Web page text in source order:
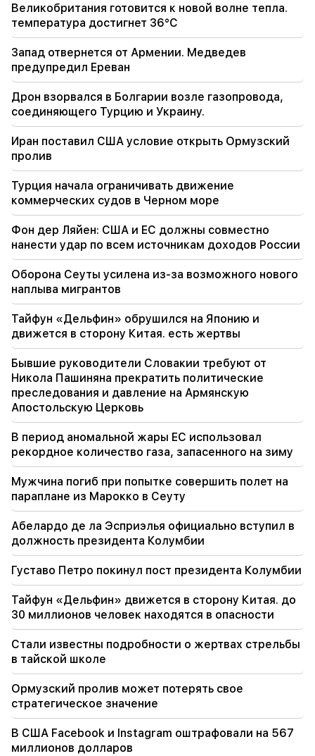
19:06
Разыскивается в рамках возбужденного
уголовного дела
18:44
Рубио: США выделили 201 миллион долларов
на развитие ТРИПП и Среднего коридора
18:34
Я готов работать над развитием
Я должен доказать, что я достоин на поле.
Мхитарян о своем будущем в «Интере».
17:42
Пашинян: ТРИПП изменит положение
Армении на глобальной инвестиционной
17:34
тепла. температура достигнет 36°C
17:00 Важный
Запад отвернется от Армении. Медведев
предупредил Ереван
16:22
Дрон взорвался в Болгарии возле
газопровода, соединяющего Турцию и
Украину.
Великобритания готовится к новой волне тепла.
температура достигнет 36°C
Запад отвернется от Армении. Медведев
предупредил Ереван
Дрон взорвался в Болгарии возле газопровода,
соединяющего Турцию и Украину.
Иран поставил США условие открыть Ормузский
пролив
Турция начала ограничивать движение
коммерческих судов в Черном море
Фон дер Ляйен: США и ЕС должны совместно
нанести удар по всем источникам доходов России
Оборона Сеуты усилена из-за возможного нового
наплыва мигрантов
Тайфун «Дельфин» обрушился на Японию и
движется в сторону Китая. есть жертвы
Бывшие руководители Словакии требуют от
Никола Пашиняна прекратить политические
преследования и давление на Армянскую
Апостольскую Церковь
В период аномальной жары ЕС использовал
рекордное количество газа, запасенного на зиму
Мужчина погиб при попытке совершить полет на
параплане из Марокко в Сеуту
Абелардо де ла Эсприэлья официально вступил в
должность президента Колумбии
Густаво Петро покинул пост президента Колумбии
Тайфун «Дельфин» движется в сторону Китая. до
30 миллионов человек находятся в опасности
Стали известны подробности о жертвах стрельбы
в тайской школе
Ормузский пролив может потерять свое
стратегическое значение
В США Facebook и Instagram оштрафовали на 567
миллионов долларов